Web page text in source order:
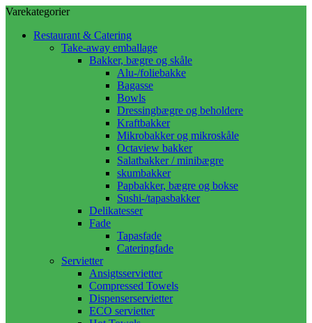
Varekategorier
Restaurant & Catering
Take-away emballage
Bakker, bægre og skåle
Alu-/foliebakke
Bagasse
Bowls
Dressingbægre og beholdere
Kraftbakker
Mikrobakker og mikroskåle
Octaview bakker
Salatbakker / minibægre
skumbakker
Papbakker, bægre og bokse
Sushi-/tapasbakker
Delikatesser
Fade
Tapasfade
Cateringfade
Servietter
Ansigtsservietter
Compressed Towels
Dispenserservietter
ECO servietter